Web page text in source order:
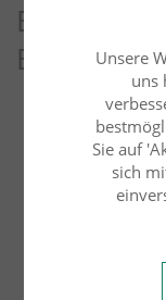
Entdecken
Beiträge
Übersicht
Bau- und
Unsere
uns
Sie auf
sich